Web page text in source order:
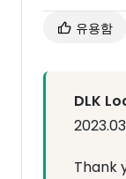
유용함
DLK
Thank